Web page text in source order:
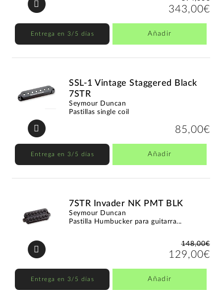
343,00€
Entrega en 3/5 días Añadir
SSL-1 Vintage Staggered Black
7STR
Seymour Duncan
Pastillas single coil
85,00€
Entrega en 3/5 días Añadir
7STR Invader NK PMT BLK
Seymour Duncan
Pastilla Humbucker para guitarra...
148,00€
129,00€
Entrega en 3/5 días Añadir